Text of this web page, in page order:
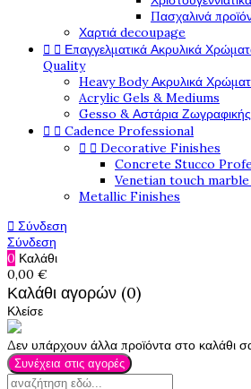
Πασχαλινά
Χαρτιά decoupage
  Επαγγελματικά Ακρυλικά
Quality
Heavy Body Ακρυλικά
Acrylic Gels & Mediums
Gesso & Αστάρια Ζωγραφικής
  Cadence Professional
  Decorative Finishes
Concrete Stucco
Venetian touch
Metallic Finishes
 Σύνδεση
Σύνδεση
0 Καλάθι
0,00 €
Καλάθι αγορών (0)
Κλείσε
Δεν υπάρχουν άλλα προϊόντα στο καλάθι
Συνέχεια στις αγορές